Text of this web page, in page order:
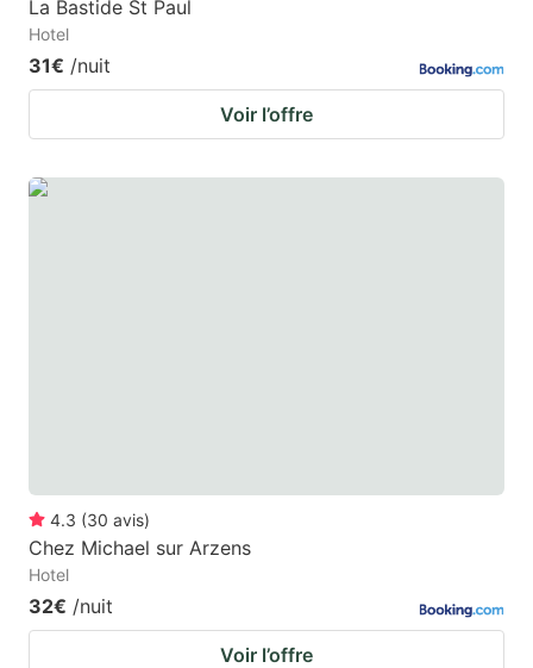
La Bastide St Paul
Hotel
31€ /nuit
Voir l’offre
4.3 (30 avis)
Chez Michael sur Arzens
Hotel
32€ /nuit
Voir l’offre